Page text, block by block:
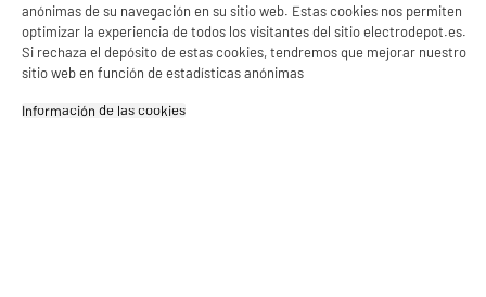
anónimas de su navegación en su sitio web. Estas cookies nos permiten
optimizar la experiencia de todos los visitantes del sitio electrodepot.es.
Si rechaza el depósito de estas cookies, tendremos que mejorar nuestro
sitio web en función de estadísticas anónimas
Información de las cookies‎